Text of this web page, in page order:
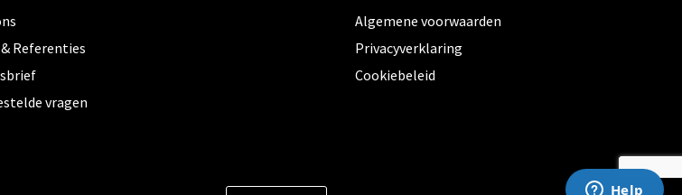
Referenties
vragen
Algemene voorwaarden
Privacyverklaring
Cookiebeleid